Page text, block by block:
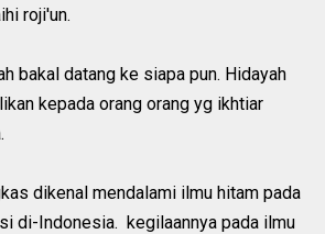
roji'un.
bakal datang ke siapa pun. Hidayah
kepada orang orang yg ikhtiar
dikenal mendalami ilmu hitam pada
di-Indonesia. kegilaannya pada ilmu